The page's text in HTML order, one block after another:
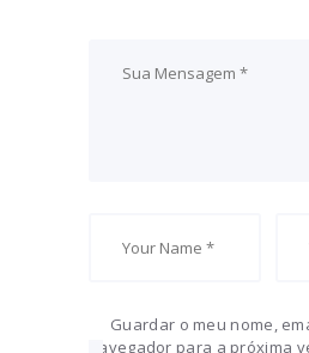
Guardar o meu nome,
navegador para a próxima